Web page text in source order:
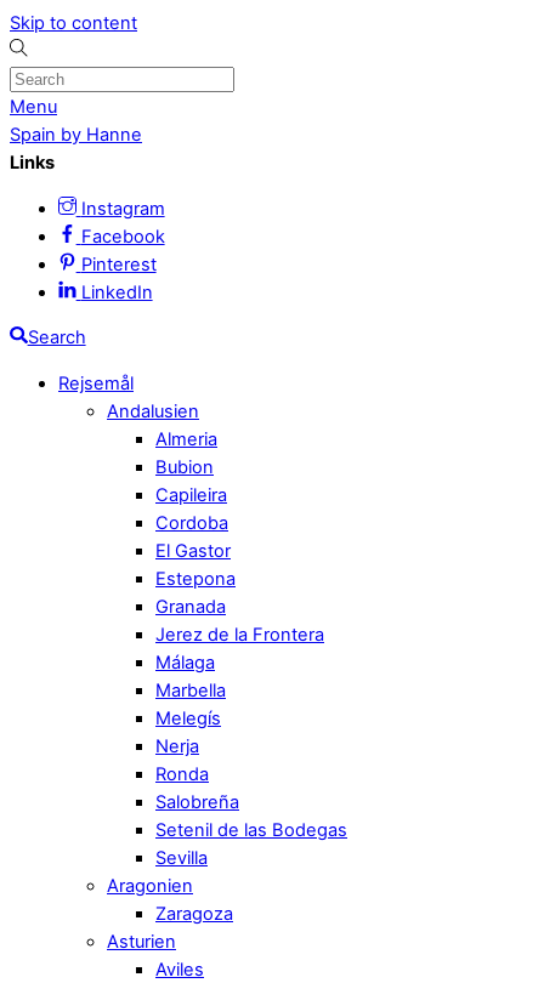
Skip to content
Menu
Spain by Hanne
Links
Instagram
Facebook
Pinterest
LinkedIn
Search
Rejsemål
Andalusien
Almeria
Bubion
Capileira
Cordoba
El Gastor
Estepona
Granada
Jerez de la Frontera
Málaga
Marbella
Melegís
Nerja
Ronda
Salobreña
Setenil de las Bodegas
Sevilla
Aragonien
Zaragoza
Asturien
Aviles